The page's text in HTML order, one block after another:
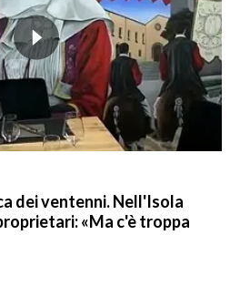
dei ventenni. Nell'Isola
«Ma c'è troppa